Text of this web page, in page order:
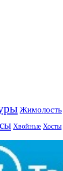
Жимолость
Хвойные Хосты